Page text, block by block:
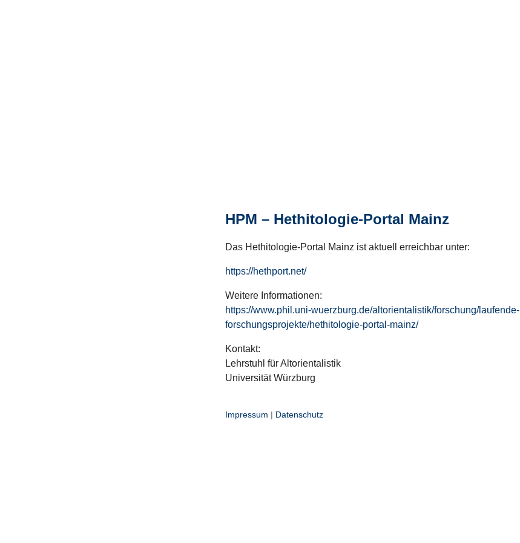
HPM – Hethitologie-Portal Mainz
Das Hethitologie-Portal Mainz ist aktuell erreichbar unter:
https://hethport.net/
Weitere Informationen:
https://www.phil.uni-wuerzburg.de/altorientalistik/forschung/laufende-
forschungsprojekte/hethitologie-portal-mainz/
Kontakt:
Lehrstuhl für Altorientalistik
Universität Würzburg
Impressum | Datenschutz